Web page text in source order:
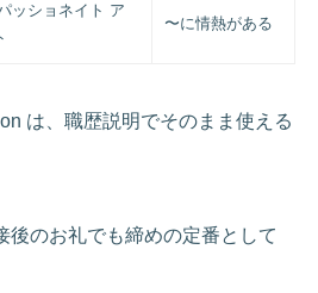
ッショネイト ア
〜に情熱がある
は、職歴説明でそのまま使える
後のお礼でも締めの定番として